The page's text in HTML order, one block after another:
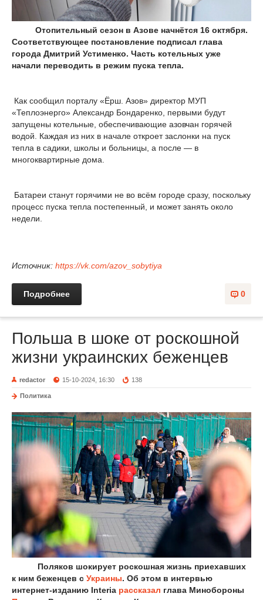
Отопительный сезон в Азове начнётся 16 октября.
Соответствующее постановление подписал глава
города Дмитрий Устименко. Часть котельных уже
начали переводить в режим пуска тепла.
Как сообщил порталу «Ёрш. Азов» директор МУП
«Теплоэнерго» Александр Бондаренко, первыми будут
запущены котельные, обеспечивающие азовчан горячей
водой. Каждая из них в начале откроет заслонки на пуск
тепла в садики, школы и больницы, а после — в
многоквартирные дома.
Батареи станут горячими не во всём городе сразу, поскольку
процесс пуска тепла постепенный, и может занять около
недели.
Источник: https://vk.com/azov_sobytiya
0
Подробнее
Польша в шоке от роскошной
жизни украинских беженцев
redactor 15-10-2024, 16:30 138
Политика
Поляков шокирует роскошная жизнь приехавших
к ним беженцев с Украины. Об этом в интервью
интернет-изданию Interia рассказал глава Минобороны